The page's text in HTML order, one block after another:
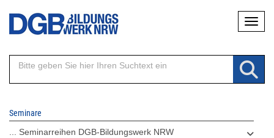
Direkt
Inhalt
Seminare
... Seminarreihen DGB-Bildungswerk NRW